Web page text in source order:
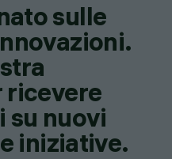
sulle
ricevere
su nuovi
iniziative.